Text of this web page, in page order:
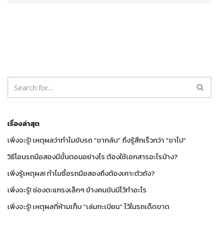
เรื่องล่าสุด
เพิ่งจะรู้! เหตุผลว่าทำไมขับรถ “ขากลับ” ถึงรู้สึกเร็วกว่า “ขาไป”
วิธีโอนรถมือสองมีขั้นตอนอย่างไร ต้องใช้เอกสารอะไรบ้าง?
เพิ่งรู้เหตุผล! ทำไมซื้อรถมือสองถึงต้องเคาะตัวถัง?
เพิ่งจะรู้! ช่องตะแกรงเล็กๆ ข้างคนขับมีไว้ทำอะไร
เพิ่งจะรู้! เหตุผลที่ห้ามเก็บ “เล่มทะเบียน” ไว้ในรถเด็ดขาด